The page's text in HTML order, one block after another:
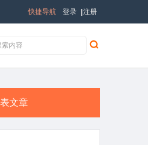
登录 注册
快捷导航
文章